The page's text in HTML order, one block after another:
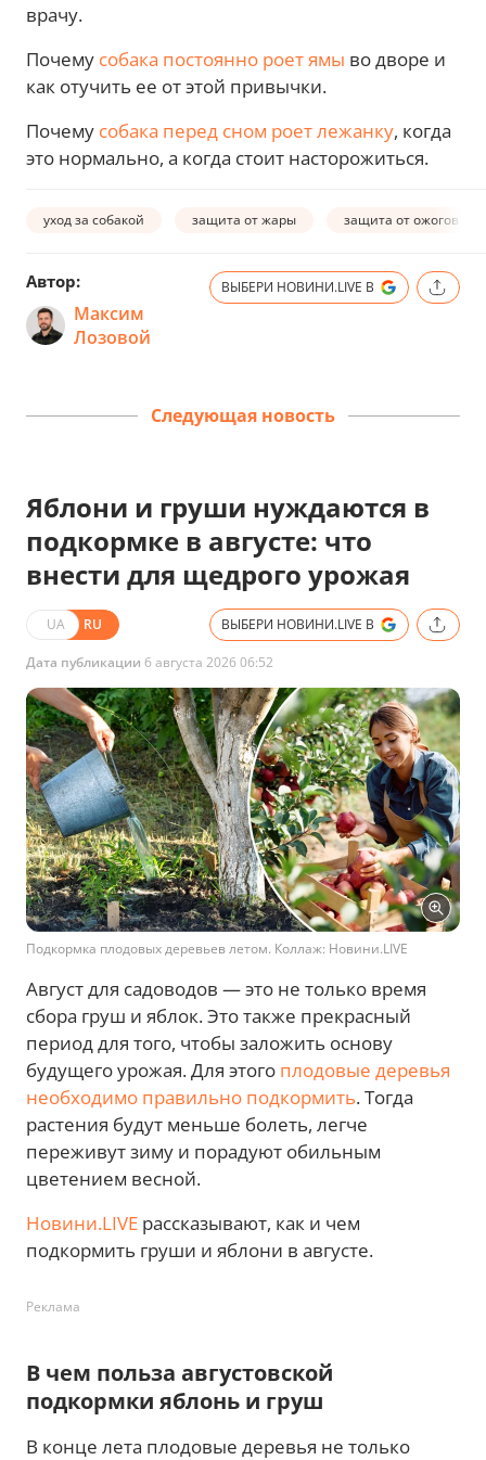
врачу.
Почему собака постоянно роет ямы во дворе и
как отучить ее от этой привычки.
Почему собака перед сном роет лежанку, когда
это нормально, а когда стоит насторожиться.
уход за собакой защита от жары защита от ожогов
Автор:
Максим
Лозовой
ВЫБЕРИ НОВИНИ.LIVE В
Следующая новость
Яблони и груши нуждаются в
подкормке в августе: что
внести для щедрого урожая
UA RU ВЫБЕРИ НОВИНИ.LIVE В
Дата публикации 6 августа 2026 06:52
Подкормка плодовых деревьев летом. Коллаж: Новини.LIVE
Август для садоводов — это не только время
сбора груш и яблок. Это также прекрасный
период для того, чтобы заложить основу
будущего урожая. Для этого плодовые деревья
необходимо правильно подкормить. Тогда
растения будут меньше болеть, легче
переживут зиму и порадуют обильным
цветением весной.
Новини.LIVE рассказывают, как и чем
подкормить груши и яблони в августе.
Реклама
В чем польза августовской
подкормки яблонь и груш
В конце лета плодовые деревья не только